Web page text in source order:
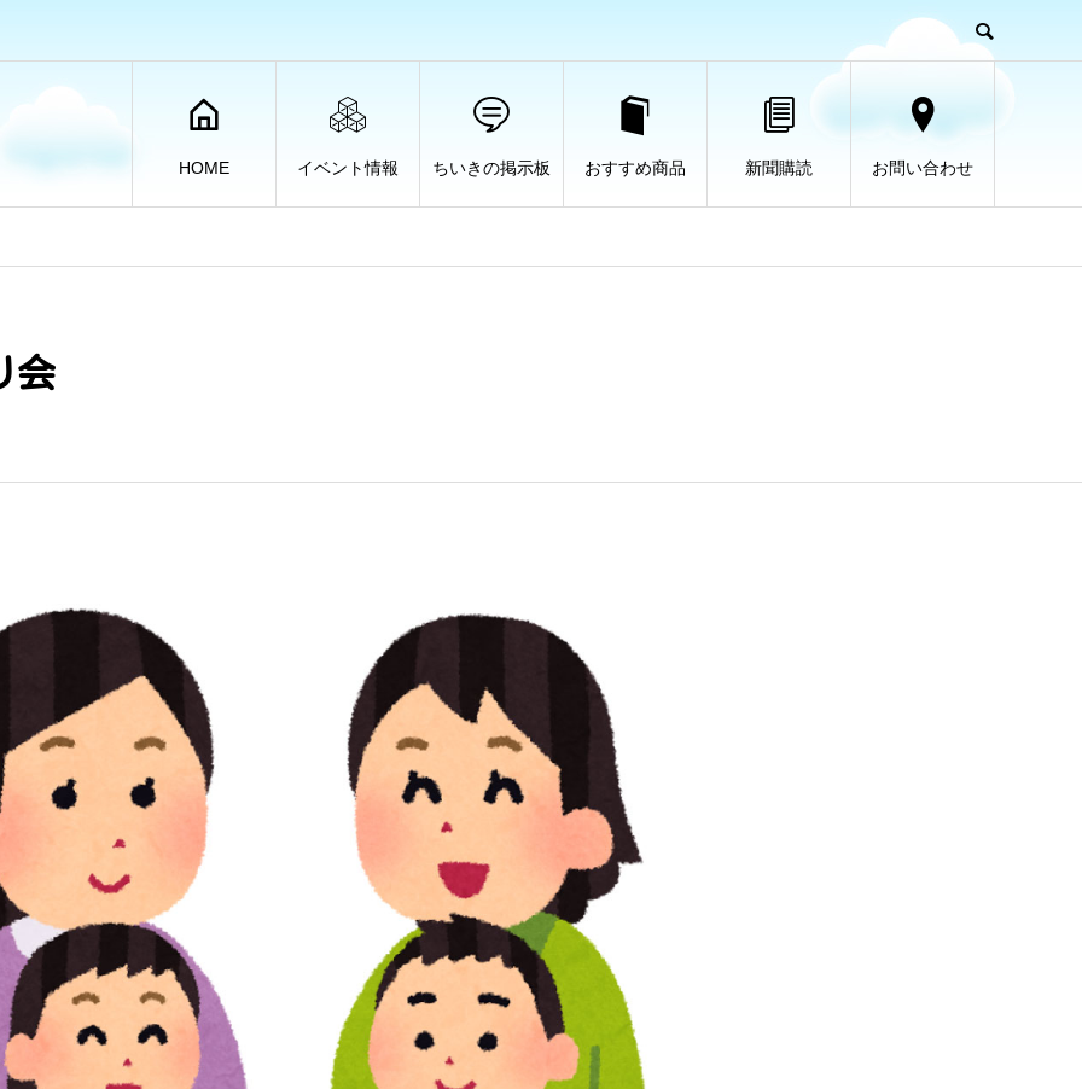
HOME イベント情報 ちいきの掲示板 おすすめ商品 新聞購読 お問い合わせ
会